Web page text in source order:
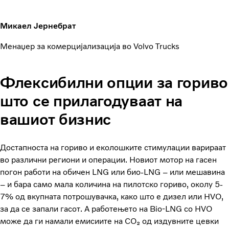
Микаел Јернебрат
Менаџер за комерцијализација во Volvo Trucks
Флексибилни опции за гориво
што се прилагодуваат на
вашиот бизнис
Достапноста на гориво и еколошките стимулации варираат
во различни региони и операции. Новиот мотор на гасен
погон работи на обичен LNG или био-LNG – или мешавина
– и бара само мала количина на пилотско гориво, околу 5-
7% од вкупната потрошувачка, како што е дизел или HVO,
за да се запали гасот. А работењето на Bio-LNG со HVO
може да ги намали емисиите на CO₂ од издувните цевки